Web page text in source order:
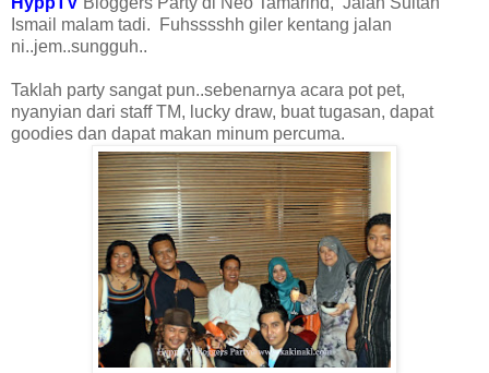
Ismail malam tadi. Fuhsssshh giler kentang jalan
ni..jem..sungguh..
Taklah party sangat pun..sebenarnya acara pot pet,
nyanyian dari staff TM, lucky draw, buat tugasan, dapat
goodies dan dapat makan minum percuma.